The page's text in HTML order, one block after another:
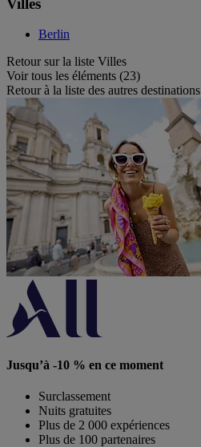
Berlin
Retour sur la liste Villes
Voir tous les éléments (23)
Retour à la liste des autres destinations
Jusqu’à -10 % en ce moment
Surclassement
Nuits gratuites
Plus de 2 000 expériences
Plus de 100 partenaires